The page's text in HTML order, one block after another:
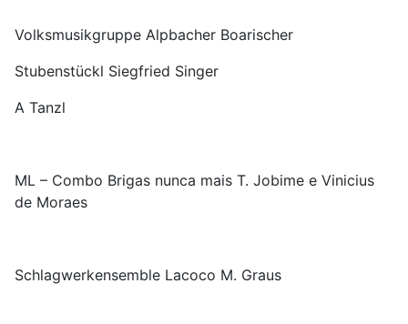
Volksmusikgruppe Alpbacher Boarischer
Stubenstückl Siegfried Singer
A Tanzl
ML – Combo Brigas nunca mais T. Jobime e Vinicius
de Moraes
Schlagwerkensemble Lacoco M. Graus